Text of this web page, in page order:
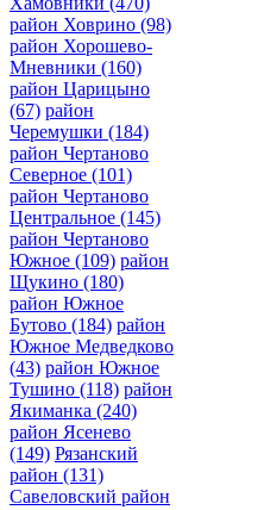
район Ховрино (98)
район Хорошево-
Мневники (160)
район Царицыно
(67) район
Черемушки (184)
район Чертаново
Северное (101)
район Чертаново
Центральное (145)
район Чертаново
Южное (109) район
Щукино (180)
район Южное
Бутово (184) район
Южное Медведково
(43) район Южное
Тушино (118) район
Якиманка (240)
район Ясенево
(149) Рязанский
район (131)
Савеловский район